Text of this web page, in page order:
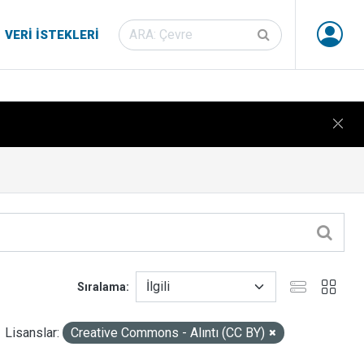
VERI İSTEKLERI
Sıralama
Lisanslar:
Creative Commons - Alıntı (CC BY)